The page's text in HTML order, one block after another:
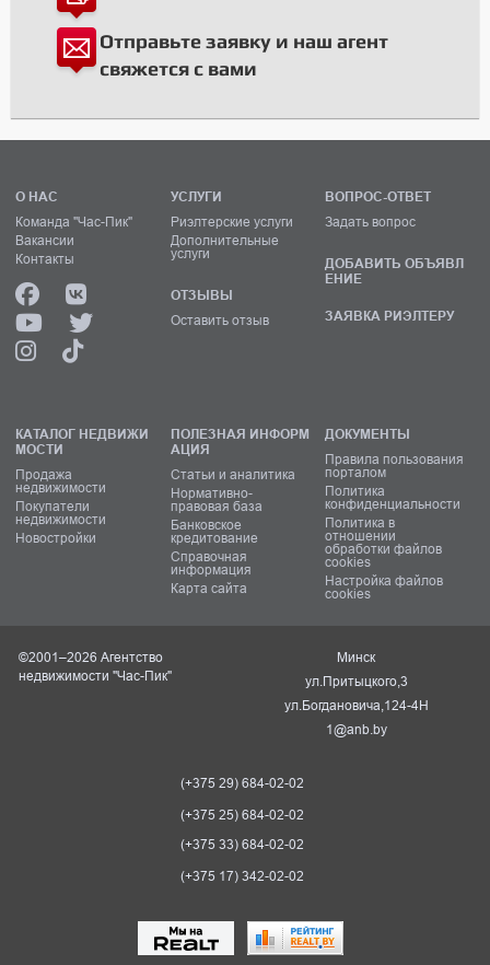
Отправьте заявку и наш агент
свяжется с вами
О НАС
Команда "Час-Пик"
Вакансии
Контакты
УСЛУГИ
Риэлтерские услуги
Дополнительные
услуги
ОТЗЫВЫ
Оставить отзыв
ВОПРОС-ОТВЕТ
Задать вопрос
ДОБАВИТЬ ОБЪЯВЛ
ЕНИЕ
ЗАЯВКА РИЭЛТЕРУ
КАТАЛОГ НЕДВИЖИ
МОСТИ
Продажа
недвижимости
Покупатели
недвижимости
Новостройки
ПОЛЕЗНАЯ ИНФОРМ
АЦИЯ
Статьи и аналитика
Нормативно-
правовая база
Банковское
кредитование
Справочная
информация
Карта сайта
ДОКУМЕНТЫ
Правила пользования
порталом
Политика
конфиденциальности
Политика в
отношении
обработки файлов
cookies
Настройка файлов
cookies
©2001–2026 Агентство
недвижимости "Час-Пик"
Минск
ул.Притыцкого,3
ул.Богдановича,124-4Н
1@anb.by
(+375 29) 684-02-02
(+375 25) 684-02-02
(+375 33) 684-02-02
(+375 17) 342-02-02